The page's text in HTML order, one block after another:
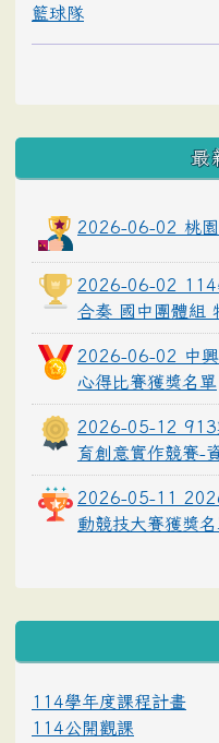
籃球隊
最
2026-06-02 桃園
2026-06-02 114
合奏 國中團體組
2026-06-02 中興
心得比賽獲獎名單
2026-05-12 913
育創意實作競賽-
2026-05-11
動競技大賽獲獎
114學年度課程計畫
114公開觀課